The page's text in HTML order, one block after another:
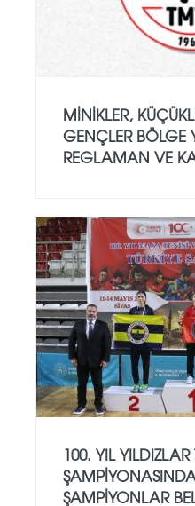
MINIKLER,
GENÇLER BÖLGE
REGLAMAN VE
100. YIL YILDIZLAR
ŞAMPİYONLAR